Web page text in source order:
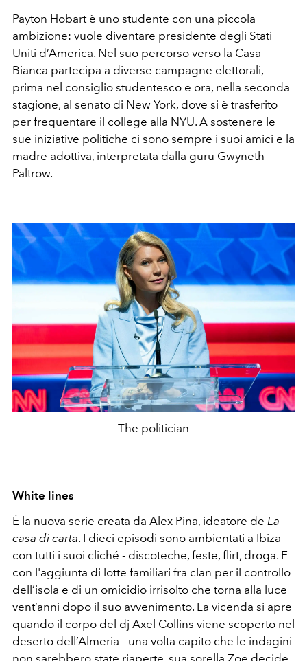
Payton Hobart è uno studente con una piccola
ambizione: vuole diventare presidente degli Stati
Uniti d’America. Nel suo percorso verso la Casa
Bianca partecipa a diverse campagne elettorali,
prima nel consiglio studentesco e ora, nella seconda
stagione, al senato di New York, dove si è trasferito
per frequentare il college alla NYU. A sostenere le
sue iniziative politiche ci sono sempre i suoi amici e la
madre adottiva, interpretata dalla guru Gwyneth
Paltrow.
The politician
White lines
È la nuova serie creata da Alex Pina, ideatore de La
casa di carta. I dieci episodi sono ambientati a Ibiza
con tutti i suoi cliché - discoteche, feste, flirt, droga. E
con l'aggiunta di lotte familiari fra clan per il controllo
dell’isola e di un omicidio irrisolto che torna alla luce
vent’anni dopo il suo avvenimento. La vicenda si apre
quando il corpo del dj Axel Collins viene scoperto nel
deserto dell’Almeria - una volta capito che le indagini
non sarebbero state riaperte, sua sorella Zoe decide